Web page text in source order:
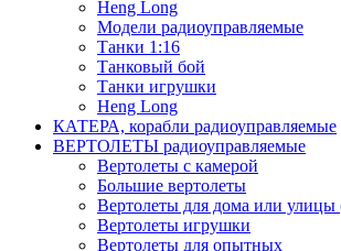
Heng Long
Модели радиоуправляемые
Танки 1:16
Танковый бой
Танки игрушки
Heng Long
КАТЕРА, корабли радиоуправляемые
ВЕРТОЛЕТЫ радиоуправляемые
Вертолеты с камерой
Большие вертолеты
Вертолеты для дома или улицы
Вертолеты игрушки
Вертолеты для опытных